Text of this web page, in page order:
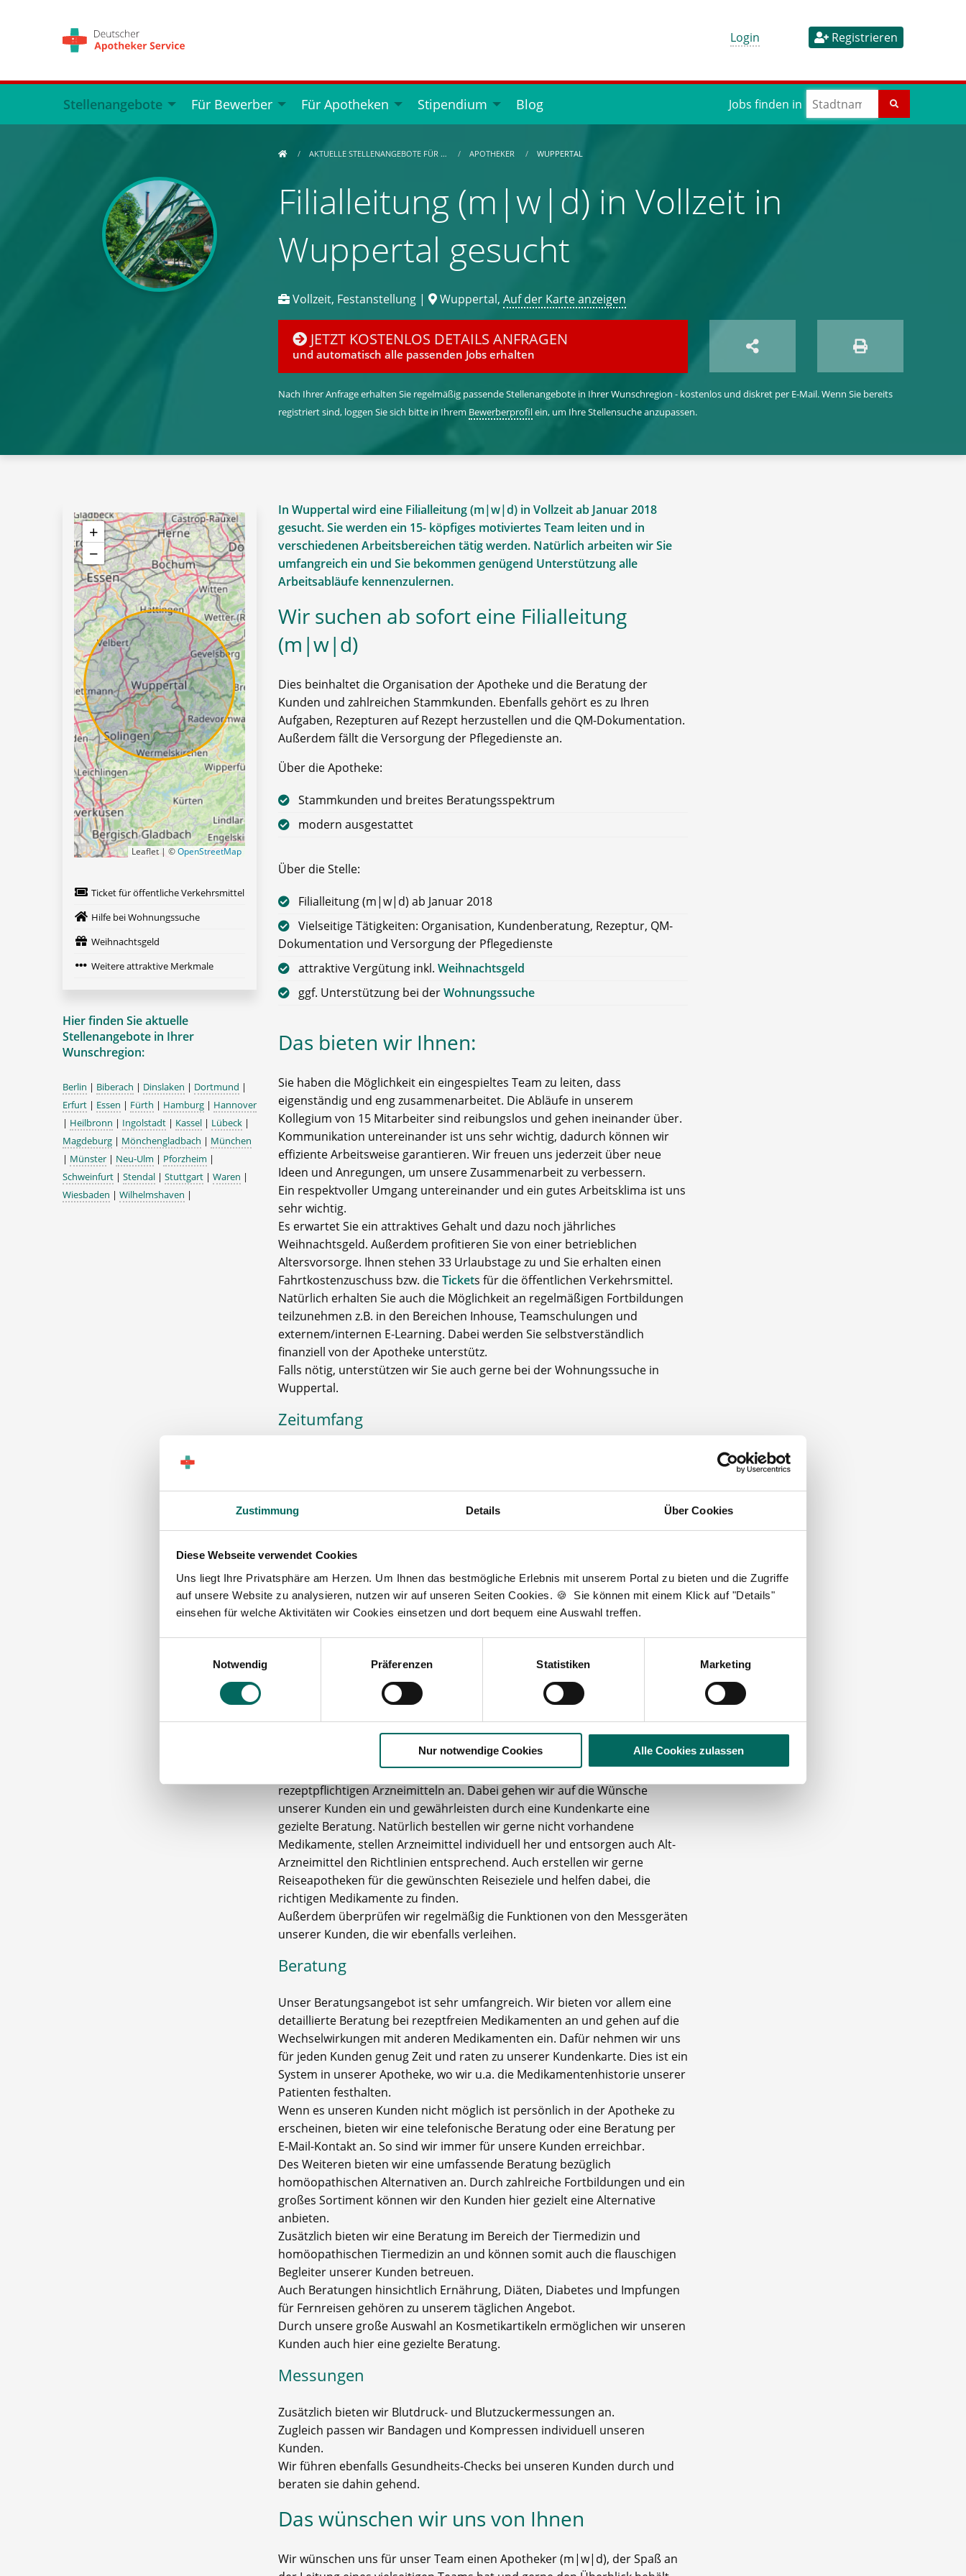
Zustimmung Details Über Cookies
Diese Webseite verwendet Cookies
Uns liegt Ihre Privatsphäre am Herzen. Um Ihnen das bestmögliche Erlebnis mit unserem Portal zu bieten und die Zugriffe
auf unsere Website zu analysieren, nutzen wir auf unseren Seiten Cookies. 🍪 Sie können mit einem Klick auf "Details"
einsehen für welche Aktivitäten wir Cookies einsetzen und dort bequem eine Auswahl treffen.
Notwendig
Präferenzen Statistiken Marketing
Nur notwendige Cookies Alle Cookies zulassen
Login Registrieren
Stellenangebote Für Bewerber Für Apotheken Stipendium Blog Jobs finden in
AKTUELLE STELLENANGEBOTE FÜR … APOTHEKER WUPPERTAL
Filialleitung (m|w|d) in Vollzeit in
Wuppertal gesucht
Vollzeit, Festanstellung | Wuppertal, Auf der Karte anzeigen
JETZT KOSTENLOS DETAILS ANFRAGEN
und automatisch alle passenden Jobs erhalten
Nach Ihrer Anfrage erhalten Sie regelmäßig passende Stellenangebote in Ihrer Wunschregion - kostenlos und diskret per E-Mail. Wenn Sie bereits
registriert sind, loggen Sie sich bitte in Ihrem Bewerberprofilein, um Ihre Stellensuche anzupassen.
In Wuppertal wird eine Filialleitung (m|w|d) in Vollzeit ab Januar 2018
gesucht. Sie werden ein 15- köpfiges motiviertes Team leiten und in
verschiedenen Arbeitsbereichen tätig werden. Natürlich arbeiten wir Sie
umfangreich ein und Sie bekommen genügend Unterstützung alle
Arbeitsabläufe kennenzulernen.
Wir suchen ab sofort eine Filialleitung
(m|w|d)
Dies beinhaltet die Organisation der Apotheke und die Beratung der
Kunden und zahlreichen Stammkunden. Ebenfalls gehört es zu Ihren
Aufgaben, Rezepturen auf Rezept herzustellen und die QM-Dokumentation.
Außerdem fällt die Versorgung der Pflegedienste an.
Über die Apotheke:
Stammkunden und breites Beratungsspektrum
modern ausgestattet
Über die Stelle:
Filialleitung (m|w|d) ab Januar 2018
Vielseitige Tätigkeiten: Organisation, Kundenberatung, Rezeptur, QM-
Dokumentation und Versorgung der Pflegedienste
attraktive Vergütung inkl. Weihnachtsgeld
ggf. Unterstützung bei derWohnungssuche
Das bieten wir Ihnen:
Sie haben die Möglichkeit ein eingespieltes Team zu leiten, dass
eigenständig und eng zusammenarbeitet. Die Abläufe in unserem
Kollegium von 15 Mitarbeiter sind reibungslos und gehen ineinander über.
Kommunikation untereinander ist uns sehr wichtig, dadurch können wir
effiziente Arbeitsweise garantieren. Wir freuen uns jederzeit über neue
Ideen und Anregungen, um unsere Zusammenarbeit zu verbessern.
Ein respektvoller Umgang untereinander und ein gutes Arbeitsklima ist uns
sehr wichtig.
Es erwartet Sie ein attraktives Gehalt und dazu noch jährliches
Weihnachtsgeld. Außerdem profitieren Sie von einer betrieblichen
Altersvorsorge. Ihnen stehen 33 Urlaubstage zu und Sie erhalten einen
Fahrtkostenzuschuss bzw. dieTickets für die öffentlichen Verkehrsmittel.
Natürlich erhalten Sie auch die Möglichkeit an regelmäßigen Fortbildungen
teilzunehmen z.B. in den Bereichen Inhouse, Teamschulungen und
externem/internen E-Learning. Dabei werden Sie selbstverständlich
finanziell von der Apotheke unterstütz.
Falls nötig, unterstützen wir Sie auch gerne bei der Wohnungssuche in
Wuppertal.
Zeitumfang
Beteiligten mit der Lösung zufrieden sind. Notdienste sollen ebenfalls
übernommen werden. Der Umfang wird nach Absprache mit dem Team
festgelegt.
Ausstattung
Die Apotheke bietet eine moderne Ausstattung und eine
Wohlfühlatmosphäre für Patienten und Angestellte.
somit können wir eine gute Qualität und fachgerechte Versorgung der
Kunden gewährleisten.
Leistung
Das Leistungsspektrum unserer Apotheke ist sehr vielfältig.
Wir bieten eine umfangreiche Arzneimittelberatung bei rezeptfreien und
rezeptpflichtigen Arzneimitteln an. Dabei gehen wir auf die Wünsche
unserer Kunden ein und gewährleisten durch eine Kundenkarte eine
gezielte Beratung. Natürlich bestellen wir gerne nicht vorhandene
Medikamente, stellen Arzneimittel individuell her und entsorgen auch Alt-
Arzneimittel den Richtlinien entsprechend. Auch erstellen wir gerne
Reiseapotheken für die gewünschten Reiseziele und helfen dabei, die
richtigen Medikamente zu finden.
Außerdem überprüfen wir regelmäßig die Funktionen von den Messgeräten
unserer Kunden, die wir ebenfalls verleihen.
Beratung
Unser Beratungsangebot ist sehr umfangreich. Wir bieten vor allem eine
detaillierte Beratung bei rezeptfreien Medikamenten an und gehen auf die
Wechselwirkungen mit anderen Medikamenten ein. Dafür nehmen wir uns
für jeden Kunden genug Zeit und raten zu unserer Kundenkarte. Dies ist ein
System in unserer Apotheke, wo wir u.a. die Medikamentenhistorie unserer
Patienten festhalten.
Wenn es unseren Kunden nicht möglich ist persönlich in der Apotheke zu
erscheinen, bieten wir eine telefonische Beratung oder eine Beratung per
E-Mail-Kontakt an. So sind wir immer für unsere Kunden erreichbar.
Des Weiteren bieten wir eine umfassende Beratung bezüglich
homöopathischen Alternativen an. Durch zahlreiche Fortbildungen und ein
großes Sortiment können wir den Kunden hier gezielt eine Alternative
anbieten.
Zusätzlich bieten wir eine Beratung im Bereich der Tiermedizin und
homöopathischen Tiermedizin an und können somit auch die flauschigen
Begleiter unserer Kunden betreuen.
Auch Beratungen hinsichtlich Ernährung, Diäten, Diabetes und Impfungen
für Fernreisen gehören zu unserem täglichen Angebot.
Durch unsere große Auswahl an Kosmetikartikeln ermöglichen wir unseren
Kunden auch hier eine gezielte Beratung.
Messungen
Zusätzlich bieten wir Blutdruck- und Blutzuckermessungen an.
Zugleich passen wir Bandagen und Kompressen individuell unseren
Kunden.
Wir führen ebenfalls Gesundheits-Checks bei unseren Kunden durch und
beraten sie dahin gehend.
Das wünschen wir uns von Ihnen
Wir wünschen uns für unser Team einen Apotheker (m|w|d), der Spaß an
+
−
Leaflet | ©OpenStreetMap
Ticket für öffentliche Verkehrsmittel
Hilfe bei Wohnungssuche
Weihnachtsgeld
Weitere attraktive Merkmale
Hier finden Sie aktuelle
Stellenangebote in Ihrer
Wunschregion:
Berlin | Biberach | Dinslaken | Dortmund |
Erfurt | Essen | Fürth | Hamburg | Hannover
| Heilbronn | Ingolstadt | Kassel | Lübeck |
Magdeburg | Mönchengladbach | München
| Münster | Neu-Ulm | Pforzheim |
Schweinfurt | Stendal | Stuttgart | Waren |
Wiesbaden | Wilhelmshaven |